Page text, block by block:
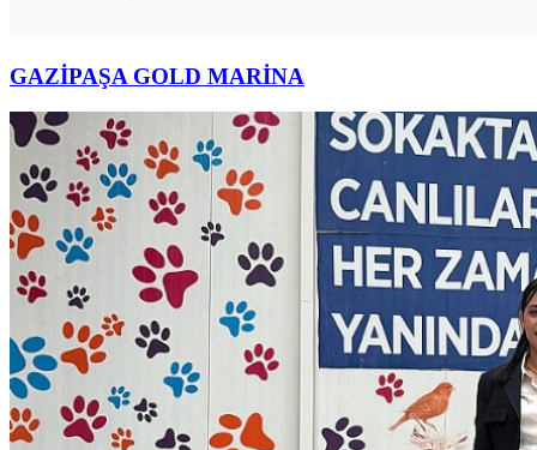
GAZİPAŞA GOLD MARİNA